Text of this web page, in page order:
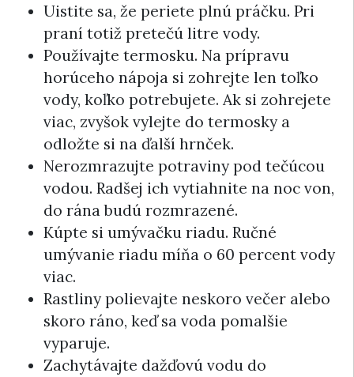
Uistite sa, že periete plnú práčku. Pri
praní totiž pretečú litre vody.
Používajte termosku. Na prípravu
horúceho nápoja si zohrejte len toľko
vody, koľko potrebujete. Ak si zohrejete
viac, zvyšok vylejte do termosky a
odložte si na ďalší hrnček.
Nerozmrazujte potraviny pod tečúcou
vodou. Radšej ich vytiahnite na noc von,
do rána budú rozmrazené.
Kúpte si umývačku riadu. Ručné
umývanie riadu míňa o 60 percent vody
viac.
Rastliny polievajte neskoro večer alebo
skoro ráno, keď sa voda pomalšie
vyparuje.
Zachytávajte dažďovú vodu do